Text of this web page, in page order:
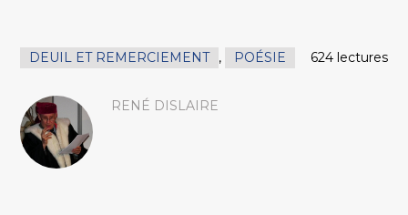
DEUIL ET REMERCIEMENT , POÉSIE 624 lectures
RENÉ DISLAIRE